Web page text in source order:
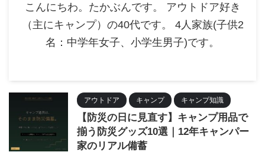
こんにちわ。たかぶんです。 アウトドア好き
（主にキャンプ）の40代です。 4人家族(子供2
名：中学年女子、小学生男子)です。
アウトドア キャンプ キャンプ知識
【防災の日に見直す】キャンプ用品で
揃う防災グッズ10選｜12年キャンパー
家のリアル備蓄